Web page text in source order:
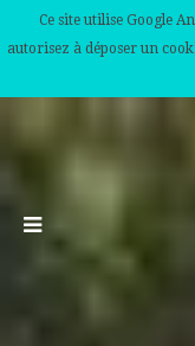
Ce site utilise Google
autorisez à déposer un